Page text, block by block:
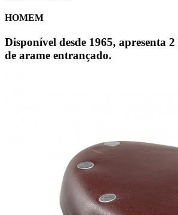
HOMEM
Disponível desde 1965, apresenta
de arame entrançado.